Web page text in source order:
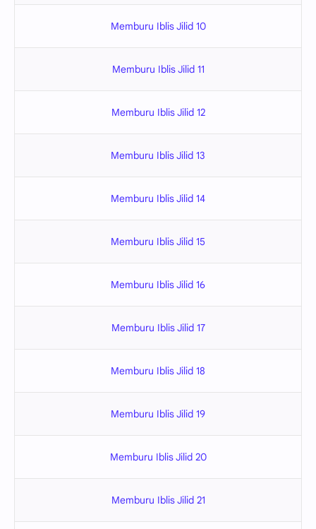
Memburu Iblis Jilid 10
Memburu Iblis Jilid 11
Memburu Iblis Jilid 12
Memburu Iblis Jilid 13
Memburu Iblis Jilid 14
Memburu Iblis Jilid 15
Memburu Iblis Jilid 16
Memburu Iblis Jilid 17
Memburu Iblis Jilid 18
Memburu Iblis Jilid 19
Memburu Iblis Jilid 20
Memburu Iblis Jilid 21